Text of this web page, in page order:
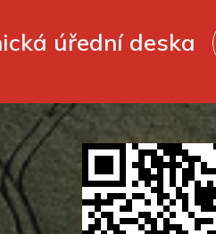
úřední deska